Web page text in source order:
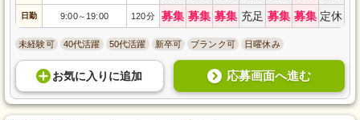
日勤 9:00～ 19:00 120分 募集 募集 募集 充足 募集 募集 定休
未経験可 40代活躍 50代活躍 新卒可 ブランク可 日曜休み
お気に入り に追加 応募画面へ進む